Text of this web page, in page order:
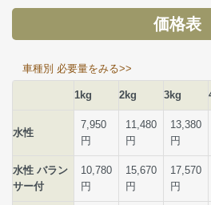
価格表
車種別 必要量をみる>>